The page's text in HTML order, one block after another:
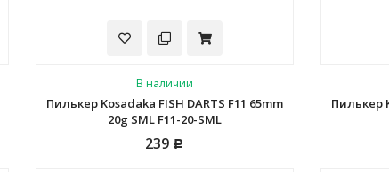
В наличии
Пилькер Kosadaka FISH DARTS F11 65mm
20g SML F11-20-SML
239 Р
Пилькер